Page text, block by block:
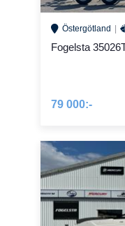
Östergötland
Fogelsta
79 000:-